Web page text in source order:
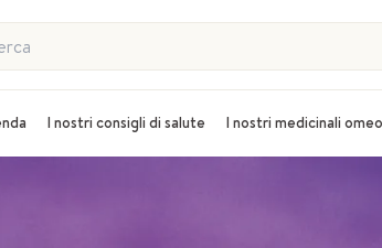
I nostri consigli di salute I nostri medicinali